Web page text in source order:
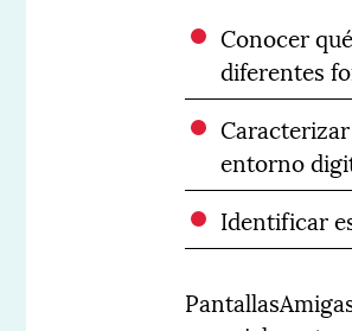
Conocer
diferentes
entorno
Identificar